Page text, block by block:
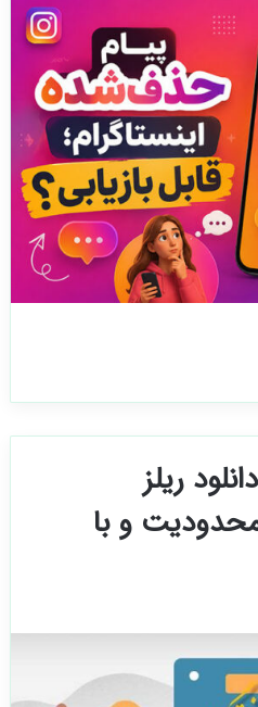
دانلود ریلز
محدودیت و‌ با